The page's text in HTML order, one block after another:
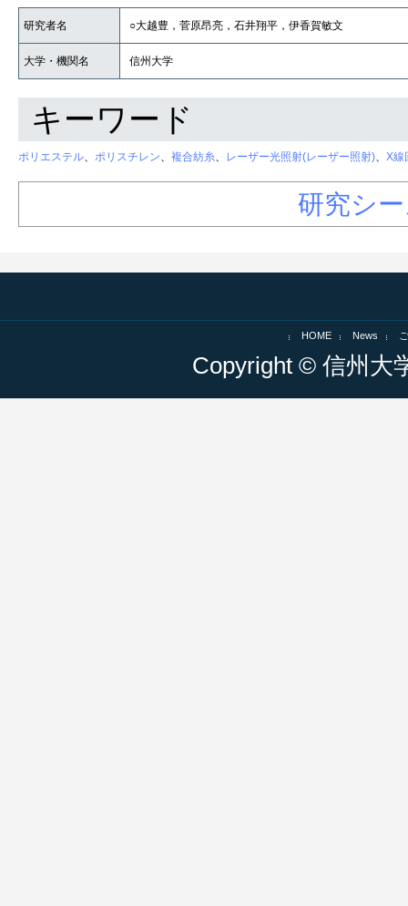
研究者名 ○大越豊，菅原昂亮，石井翔平，伊香賀敏文
大学・機関名 信州大学
キーワード
ポリエステル、 ポリスチレン、 複合紡糸、 レーザー光照射(レーザー照射)、 X線
研究シ
HOME News
Copyright © 信州大